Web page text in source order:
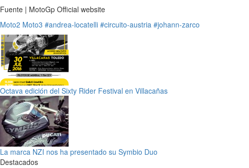
Fuente | MotoGp Official website
Moto2 Moto3 #andrea-locatelli #circuito-austria #johann-zarco
Octava edición del Sixty Rider Festival en Villacañas
La marca NZI nos ha presentado su Symbio Duo
Destacados